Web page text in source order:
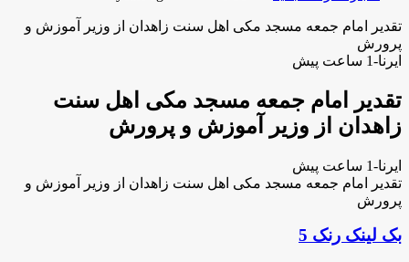
تقدیر امام جمعه مسجد مكی اهل سنت زاهدان از وزیر آموزش و
پرورش
ایرنا-1 ساعت پیش
تقدیر امام جمعه مسجد مكی اهل سنت
زاهدان از وزیر آموزش و پرورش
ایرنا-1 ساعت پیش
تقدیر امام جمعه مسجد مكی اهل سنت زاهدان از وزیر آموزش و
پرورش
بک لینک رنک 5